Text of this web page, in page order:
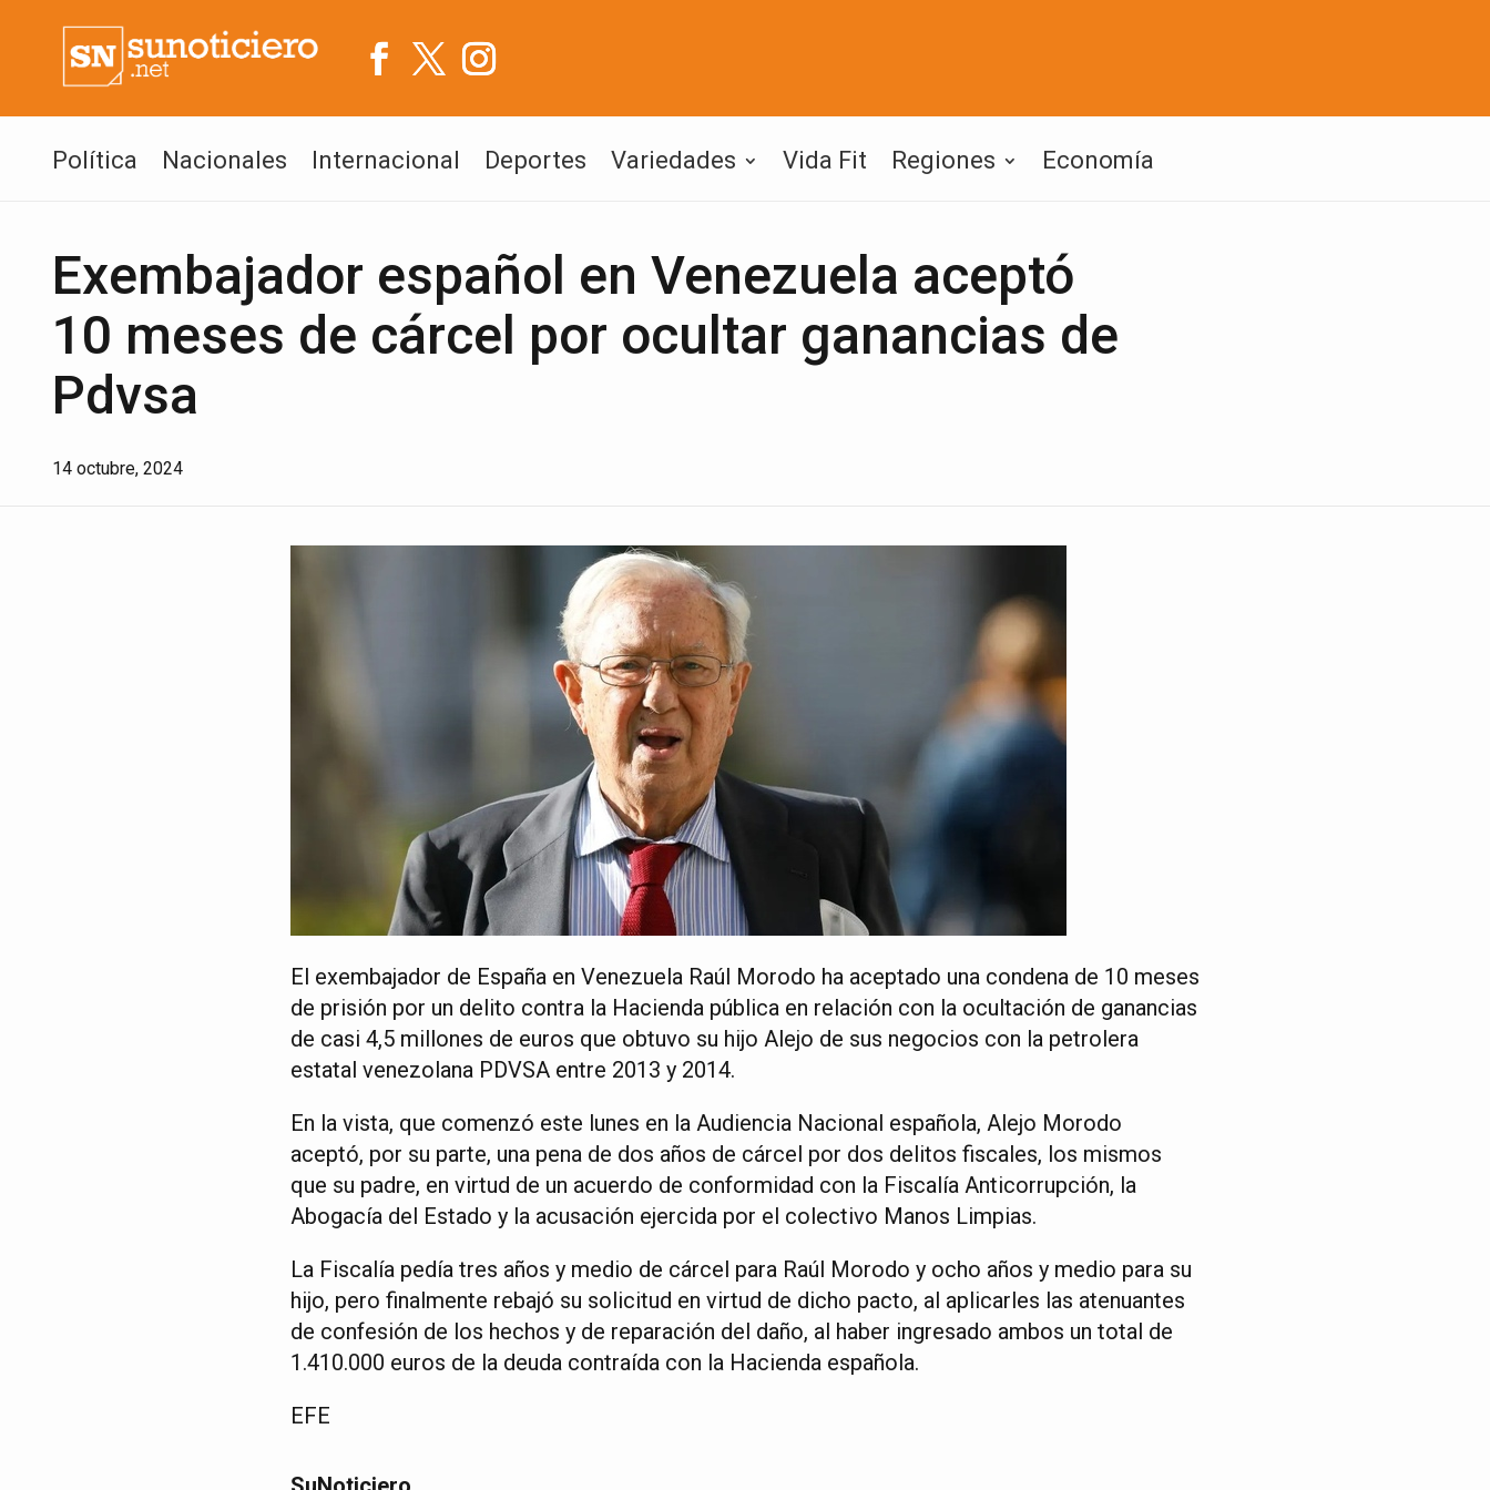
Política Nacionales Internacional Deportes Variedades Vida Fit Regiones Economía
Exembajador español en Venezuela aceptó
10 meses de cárcel por ocultar ganancias de
Pdvsa
14 octubre, 2024
El exembajador de España en Venezuela Raúl Morodo ha aceptado una condena de 10 meses
de prisión por un delito contra la Hacienda pública en relación con la ocultación de ganancias
de casi 4,5 millones de euros que obtuvo su hijo Alejo de sus negocios con la petrolera
estatal venezolana PDVSA entre 2013 y 2014.
En la vista, que comenzó este lunes en la Audiencia Nacional española, Alejo Morodo
aceptó, por su parte, una pena de dos años de cárcel por dos delitos fiscales, los mismos
que su padre, en virtud de un acuerdo de conformidad con la Fiscalía Anticorrupción, la
Abogacía del Estado y la acusación ejercida por el colectivo Manos Limpias.
La Fiscalía pedía tres años y medio de cárcel para Raúl Morodo y ocho años y medio para su
hijo, pero finalmente rebajó su solicitud en virtud de dicho pacto, al aplicarles las atenuantes
de confesión de los hechos y de reparación del daño, al haber ingresado ambos un total de
1.410.000 euros de la deuda contraída con la Hacienda española.
EFE